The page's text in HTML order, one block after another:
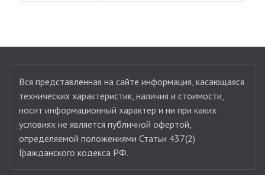
Вся представленная на сайте информация, касающаяся
технических характеристик, наличия и стоимости,
носит информационный характер и ни при каких
условиях не является публичной офертой,
определяемой положениями Статьи 437(2)
Гражданского кодекса РФ.